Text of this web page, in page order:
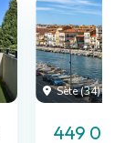
Sète (34)
449